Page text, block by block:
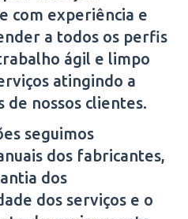
com experiência e
a todos os perfis
ágil e limpo
atingindo a
de nossos clientes.
seguimos
dos fabricantes,
dos
dos serviços e o